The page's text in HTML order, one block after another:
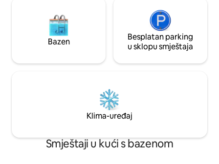
Bazen
Besplatan parking
u sklopu smještaja
Klima-uređaj
Smještaji u kući s bazenom